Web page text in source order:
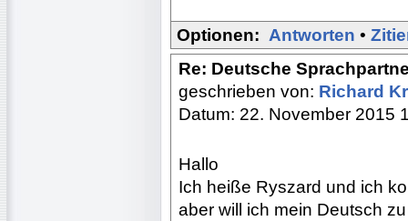
Optionen: Antworten •
Re: Deutsche
geschrieben von: Richard
Datum: 22. November 2015
Hallo
Ich heiße Ryszard und ich
aber will ich mein Deutsch